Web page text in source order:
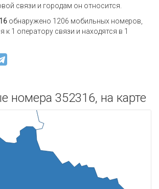
связи и городам он относится.
обнаружено 1206 мобильных номеров,
к 1 оператору связи и находятся в 1
номера 352316, на карте